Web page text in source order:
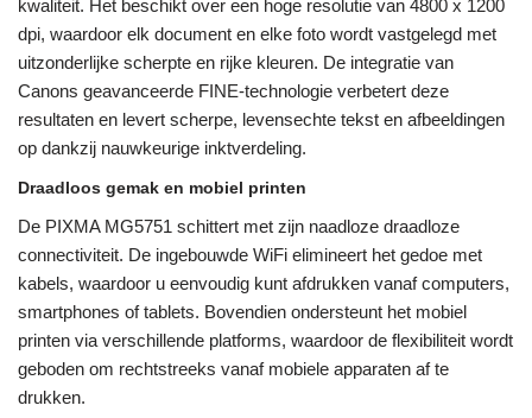
kwaliteit. Het beschikt over een hoge resolutie van 4800 x 1200
dpi, waardoor elk document en elke foto wordt vastgelegd met
uitzonderlijke scherpte en rijke kleuren. De integratie van
Canons geavanceerde FINE-technologie verbetert deze
resultaten en levert scherpe, levensechte tekst en afbeeldingen
op dankzij nauwkeurige inktverdeling.
Draadloos gemak en mobiel printen
De PIXMA MG5751 schittert met zijn naadloze draadloze
connectiviteit. De ingebouwde WiFi elimineert het gedoe met
kabels, waardoor u eenvoudig kunt afdrukken vanaf computers,
smartphones of tablets. Bovendien ondersteunt het mobiel
printen via verschillende platforms, waardoor de flexibiliteit wordt
geboden om rechtstreeks vanaf mobiele apparaten af ​​te
drukken.